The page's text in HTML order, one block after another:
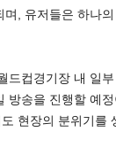
, 유저들은 하나
드컵경기장 내 일
송을 진행할 예
현장의 분위기를